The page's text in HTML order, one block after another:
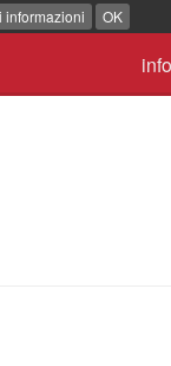
informazioni OK